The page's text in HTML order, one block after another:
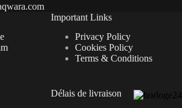
Important Links
Privacy Policy
Cookies Policy
Terms & Conditions
Délais de livraison